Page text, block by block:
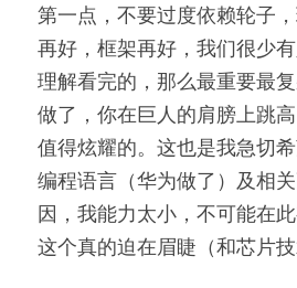
第一点，不要过度依赖轮子
再好，框架再好，我们很少
理解看完的，那么最重要最
做了，你在巨人的肩膀上跳
值得炫耀的。这也是我急切
编程语言（华为做了）及相
因，我能力太小，不可能在
这个真的迫在眉睫（和芯片技